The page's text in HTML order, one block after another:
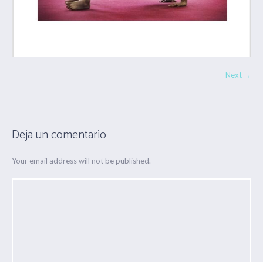
Next →
Deja un comentario
Your email address will not be published.